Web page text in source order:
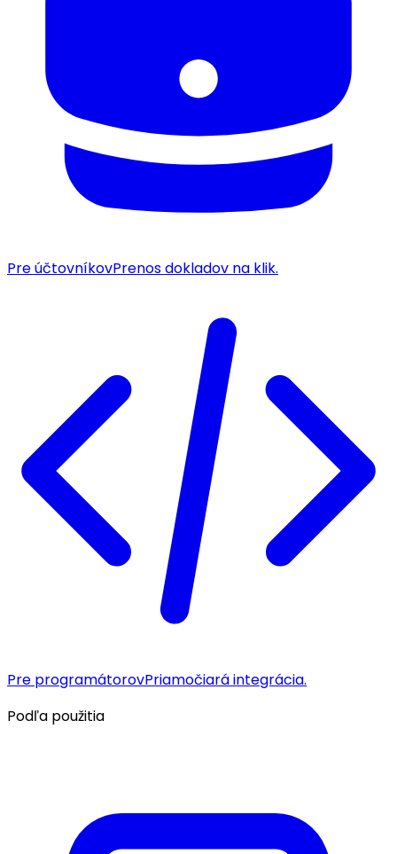
Pre účtovníkovPrenos dokladov na klik.
Pre programátorovPriamočiará integrácia.
Podľa použitia